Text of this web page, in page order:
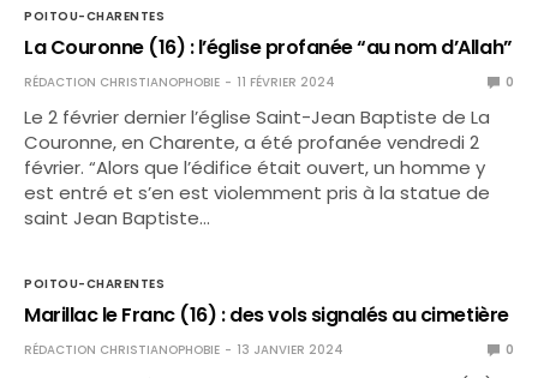
POITOU-CHARENTES
La Couronne (16) : l’église profanée “au nom d’Allah”
RÉDACTION CHRISTIANOPHOBIE 11 FÉVRIER 2024 0
Le 2 février dernier l’église Saint-Jean Baptiste de La
Couronne, en Charente, a été profanée vendredi 2
février. “Alors que l’édifice était ouvert, un homme y
est entré et s’en est violemment pris à la statue de
saint Jean Baptiste…
POITOU-CHARENTES
Marillac le Franc (16) : des vols signalés au cimetière
RÉDACTION CHRISTIANOPHOBIE 13 JANVIER 2024 0